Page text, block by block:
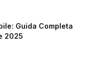
Guida Completa
2025